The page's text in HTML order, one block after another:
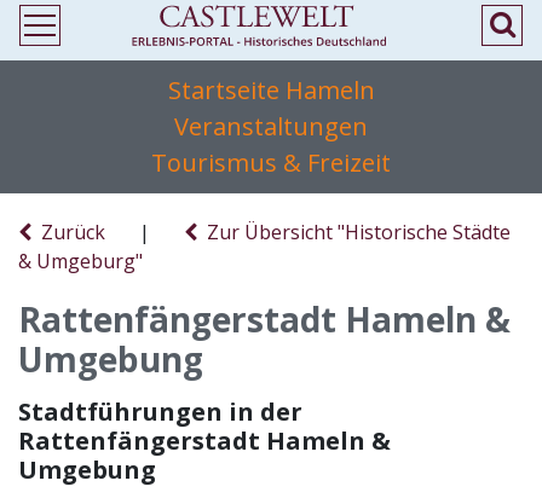
Startseite Hameln
Veranstaltungen
Tourismus & Freizeit
Zurück |
Zur Übersicht "Historische Städte
& Umgeburg"
Rattenfängerstadt Hameln &
Umgebung
Stadtführungen in der
Rattenfängerstadt Hameln &
Umgebung